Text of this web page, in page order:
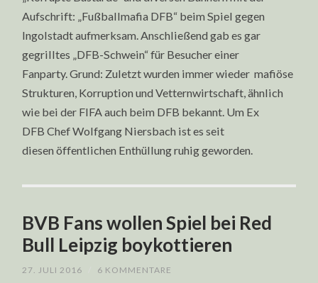
Aufschrift: „Fußballmafia DFB“ beim Spiel gegen
Ingolstadt aufmerksam. Anschließend gab es gar
gegrilltes „DFB-Schwein“ für Besucher einer
Fanparty. Grund: Zuletzt wurden immer wieder mafiöse
Strukturen, Korruption und Vetternwirtschaft, ähnlich
wie bei der FIFA auch beim DFB bekannt. Um Ex
DFB Chef Wolfgang Niersbach ist es seit
diesen öffentlichen Enthüllung ruhig geworden.
BVB Fans wollen Spiel bei Red
Bull Leipzig boykottieren
27. JULI 2016 6 KOMMENTARE